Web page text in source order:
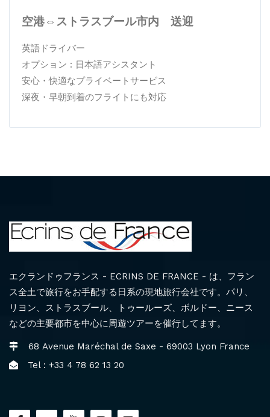
空港⇔ストラスブール市内 送迎
英語ドライバー
オプション : 日本語アシスタント
安心・快適なプライベートサービス
深夜・早朝到着のフライトにも対応
エクランドゥフランス - ECRINS DE FRANCE - は、フラン
ス全土で旅行をお手配する日系の現地旅行会社です。パリ、
リヨン、ストラスブール、トゥールーズ、ボルドー、ニース
などの主要都市を中心に周遊ツアーを催行してます。
68 Avenue Maréchal de Saxe - 69003 Lyon France
Tel : +33 4 78 62 13 20